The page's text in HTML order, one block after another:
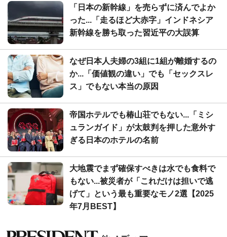
「日本の新幹線」を売らずに済んでよか
った...「走るほど大赤字」インドネシア
新幹線を勝ち取った習近平の大誤算
なぜ日本人夫婦の3組に1組が離婚するの
か...「価値観の違い」でも「セックスレ
ス」でもない本当の原因
帝国ホテルでも椿山荘でもない...「ミシ
ュランガイド」が太鼓判を押した意外す
ぎる日本のホテルの名前
大地震でまず確保すべきは水でも食料で
もない...被災者が「これだけは担いで逃
げて」という最も重要なモノ2選【2025
年7月BEST】